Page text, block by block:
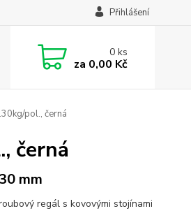
Přihlášení
0ks
za 0,00 Kč
pol., černá
černá
mm
regál s kovovými stojínami